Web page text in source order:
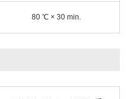
80 ℃ × 30 min.